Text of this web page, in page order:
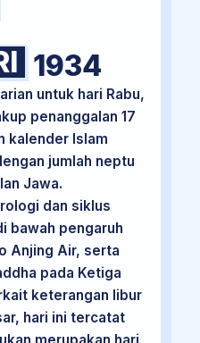
1934
untuk hari Rabu,
penanggalan 17
kalender Islam
jumlah neptu
Jawa.
dan siklus
bawah pengaruh
Anjing Air, serta
pada Ketiga
keterangan libur
hari ini tercatat